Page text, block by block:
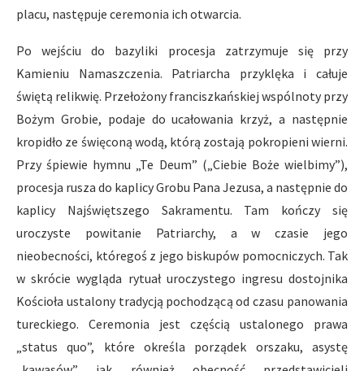
placu, następuje ceremonia ich otwarcia.
Po wejściu do bazyliki procesja zatrzymuje się przy
Kamieniu Namaszczenia. Patriarcha przyklęka i całuje
świętą relikwię. Przełożony franciszkańskiej wspólnoty przy
Bożym Grobie, podaje do ucałowania krzyż, a następnie
kropidło ze święconą wodą, którą zostają pokropieni wierni.
Przy śpiewie hymnu „Te Deum” („Ciebie Boże wielbimy”),
procesja rusza do kaplicy Grobu Pana Jezusa, a następnie do
kaplicy Najświętszego Sakramentu. Tam kończy się
uroczyste powitanie Patriarchy, a w czasie jego
nieobecności, któregoś z jego biskupów pomocniczych. Tak
w skrócie wygląda rytuał uroczystego ingresu dostojnika
Kościoła ustalony tradycją pochodzącą od czasu panowania
tureckiego. Ceremonia jest częścią ustalonego prawa
„status quo”, które określa porządek orszaku, asystę